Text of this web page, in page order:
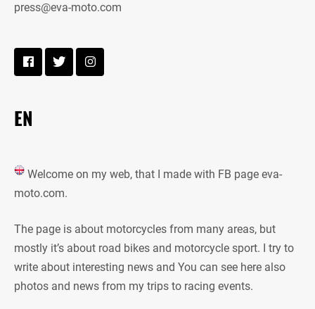
press@eva-moto.com
EN
Welcome on my web, that I made with FB page eva-
moto.com.
The page is about motorcycles from many areas, but
mostly it’s about road bikes and motorcycle sport. I try to
write about interesting news and You can see here also
photos and news from my trips to racing events.